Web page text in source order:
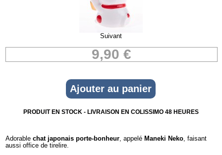
Suivant
9,90 €
PRODUIT EN STOCK - LIVRAISON EN COLISSIMO 48 HEURES
Adorablechat japonais porte-bonheur, appelé Maneki Neko, faisant
aussi office de tirelire.